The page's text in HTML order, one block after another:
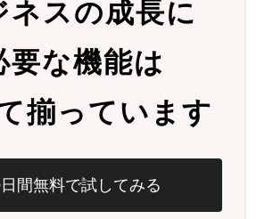
ネスの成長に
要な機能は
揃っています
間無料で試してみる